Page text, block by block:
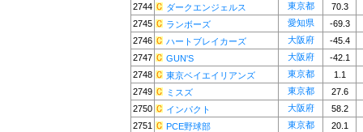
2744
ダークエンジェルス 東京都
70.3
2745
ランボーズ 愛知県
-69.3
2746
ハートブレイカーズ 大阪府
-45.4
2747
GUN'S 大阪府
-42.1
2748
東京ベイエイリアンズ 東京都
1.1
2749
ミスズ 東京都
27.6
2750
インパクト 大阪府
58.2
2751
PCE野球部 東京都
20.1